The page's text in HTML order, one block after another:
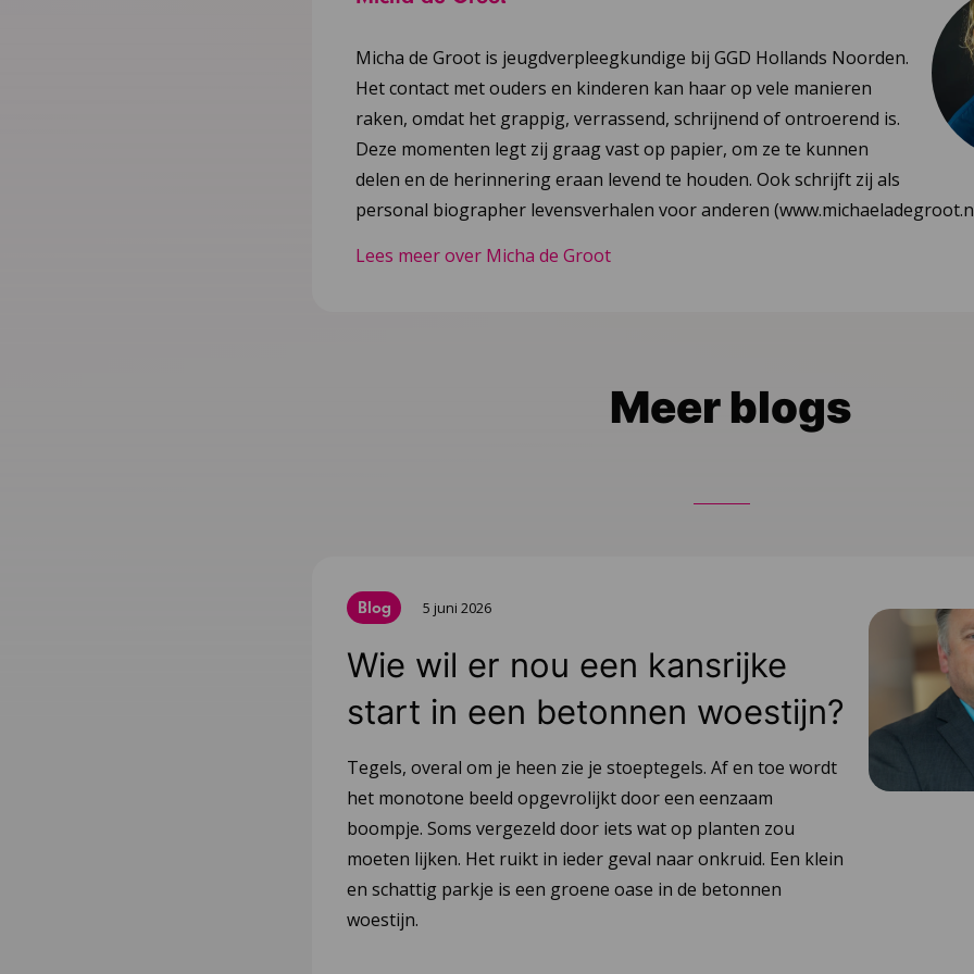
Micha de Groot is jeugdverpleegkundige bij GGD Hollands Noorden.
Het contact met ouders en kinderen kan haar op vele manieren
raken, omdat het grappig, verrassend, schrijnend of ontroerend is.
Deze momenten legt zij graag vast op papier, om ze te kunnen
delen en de herinnering eraan levend te houden. Ook schrijft zij als
personal biographer levensverhalen voor anderen
Lees meer over Micha de Groot
Meer blogs
Blog 5 juni 2026
Wie wil er nou een kansrijke
start in een betonnen woestijn?
Tegels, overal om je heen zie je stoeptegels. Af en toe wordt
het monotone beeld opgevrolijkt door een eenzaam
boompje. Soms vergezeld door iets wat op planten zou
moeten lijken. Het ruikt in ieder geval naar onkruid. Een klein
en schattig parkje is een groene oase in de betonnen
woestijn.